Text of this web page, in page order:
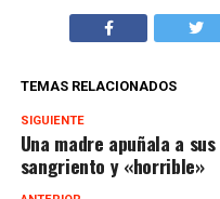
TEMAS RELACIONADOS
SIGUIENTE
Una madre apuñala a
sangriento y «horrible»